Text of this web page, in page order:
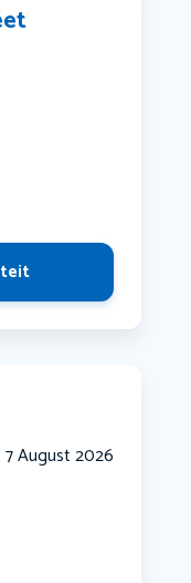
August 2026